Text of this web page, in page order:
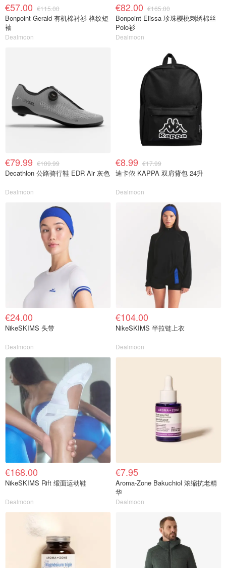
€57.00 €115.00
Bonpoint Gerald 有机棉衬衫 格纹短
袖
Dealmoon
€82.00 €165.00
Bonpoint Elissa 珍珠樱桃刺绣棉丝
Polo衫
Dealmoon
€79.99 €109.99
Decathlon 公路骑行鞋 EDR Air 灰色
Dealmoon
€8.99 €17.99
迪卡侬 KAPPA 双肩背包 24升
Dealmoon
€24.00
NikeSKIMS 头带
Dealmoon
€104.00
NikeSKIMS 半拉链上衣
Dealmoon
€168.00
NikeSKIMS Rift 缎面运动鞋
Dealmoon
€7.95
Aroma-Zone Bakuchiol 浓缩抗老精
华
Dealmoon